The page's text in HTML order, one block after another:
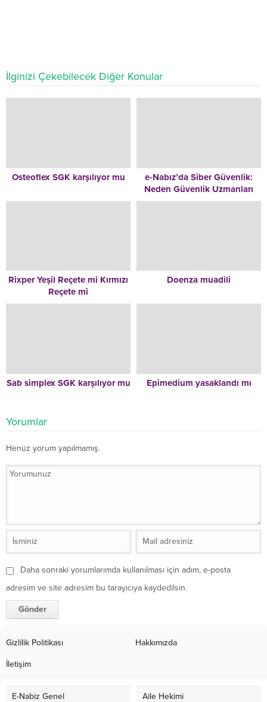
İlginizi Çekebilecek Diğer Konular
Osteoflex SGK karşılıyor mu
e-Nabız’da Siber Güvenlik:
Neden Güvenlik Uzmanları
İstihdamı Kritik?
Rixper Yeşil Reçete mi Kırmızı
Reçete mi
Doenza muadili
Sab simplex SGK karşılıyor mu Epimedium yasaklandı mı
Yorumlar
Henüz yorum yapılmamış.
Daha sonraki yorumlarımda kullanılması için adım, e-posta
adresim ve site adresim bu tarayıcıya kaydedilsin.
Gizlilik Politikası Hakkımızda
İletişim
E-Nabiz Genel Aile Hekimi